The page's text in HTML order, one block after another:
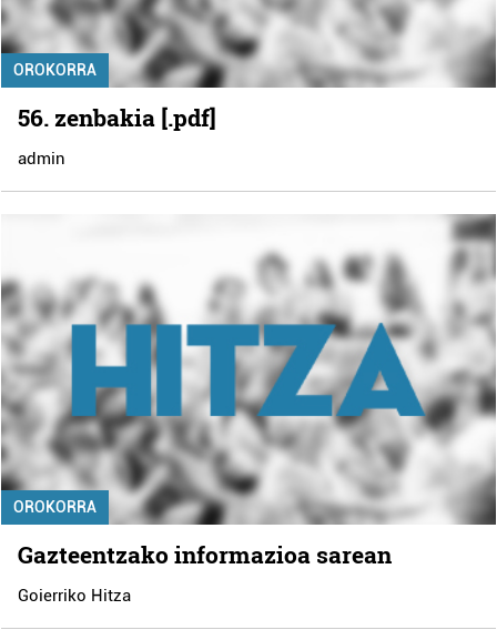
OROKORRA
56. zenbakia [.pdf]
admin
OROKORRA
Gazteentzako informazioa sarean
Goierriko Hitza